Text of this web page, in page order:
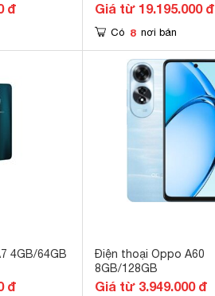
đ Giá từ 19.195.000 đ
Có 8 nơi bán
4GB/64GB
đ
Điện thoại Oppo A60
8GB/128GB
Giá từ 3.949.000 đ